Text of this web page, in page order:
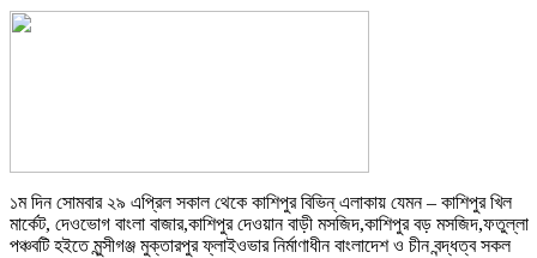
১ম দিন সোমবার ২৯ এপ্রিল সকাল থেকে কাশিপুর বিভিন্ এলাকায় যেমন – কাশিপুর খিল
মার্কেট, দেওভোগ বাংলা বাজার,কাশিপুর দেওয়ান বাড়ী মসজিদ,কাশিপুর বড় মসজিদ,ফতুল্লা
পঞ্চবটি হইতে মুন্সীগঞ্জ মুক্তারপুর ফ্লাইওভার নির্মাণাধীন বাংলাদেশ ও চীন বন্দ্ধত্ব সকল